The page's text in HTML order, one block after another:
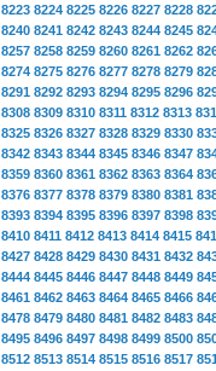
8223 8224 8225 8226 8227 8228
8240 8241 8242 8243 8244 8245
8257 8258 8259 8260 8261 8262
8274 8275 8276 8277 8278 8279
8291 8292 8293 8294 8295 8296
8308 8309 8310 8311 8312 8313
8325 8326 8327 8328 8329 8330
8342 8343 8344 8345 8346 8347
8359 8360 8361 8362 8363 8364
8376 8377 8378 8379 8380 8381
8393 8394 8395 8396 8397 8398
8410 8411 8412 8413 8414 8415
8427 8428 8429 8430 8431 8432
8444 8445 8446 8447 8448 8449
8461 8462 8463 8464 8465 8466
8478 8479 8480 8481 8482 8483
8495 8496 8497 8498 8499 8500
8512 8513 8514 8515 8516 8517